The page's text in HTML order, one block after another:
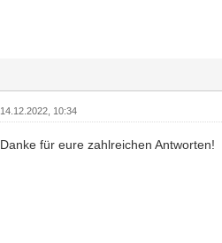
14.12.2022, 10:34
Danke für eure zahlreichen Antworten!